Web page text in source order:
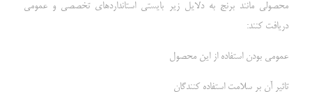
محصولی مانند برنج به دلایل زیر بایستی استانداردهای تخصصی و عمومی
دریافت کنند:
عمومی بودن استفاده از این محصول
تاثیر آن بر سلامت استفاده کنندگان